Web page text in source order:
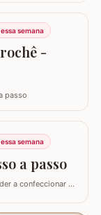
semana
-
- passo a passo
semana
a passo
a confeccionar o